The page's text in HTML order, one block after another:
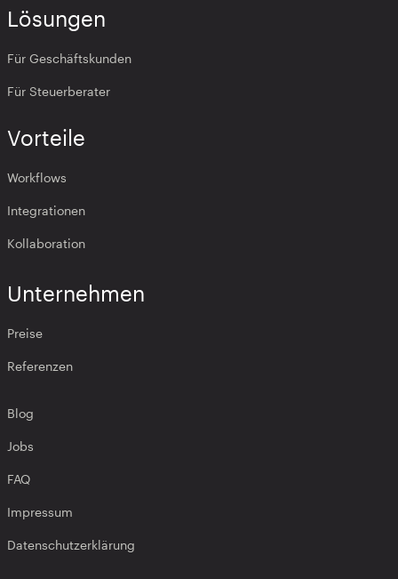
Lösungen
Für Geschäftskunden
Für Steuerberater
Vorteile
Workflows
Integrationen
Kollaboration
Unternehmen
Preise
Referenzen
Blog
Jobs
FAQ
Impressum
Datenschutzerklärung